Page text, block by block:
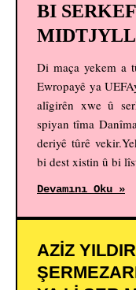
BI
Di maça yekem a
Ewropayê ya
alîgirên xwe û
spiyan tîma
deriyê tûrê
bi dest xistin û bi
Devamını Oku »
AZIZ